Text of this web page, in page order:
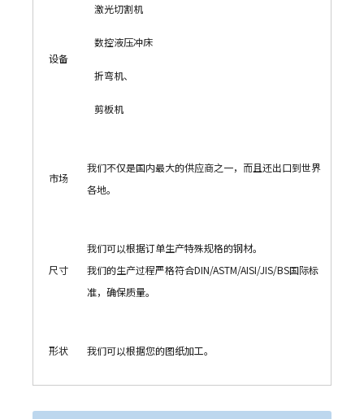
设备
激光切割机
数控液压冲床
折弯机、
剪板机
市场
我们不仅是国内最大的供应商之一，而且还出口到世界
各地。
尺寸
我们可以根据订单生产特殊规格的钢材。
我们的生产过程严格符合DIN/ASTM/AISI/JIS/BS国际标
准，确保质量。
形状 我们可以根据您的图纸加工。